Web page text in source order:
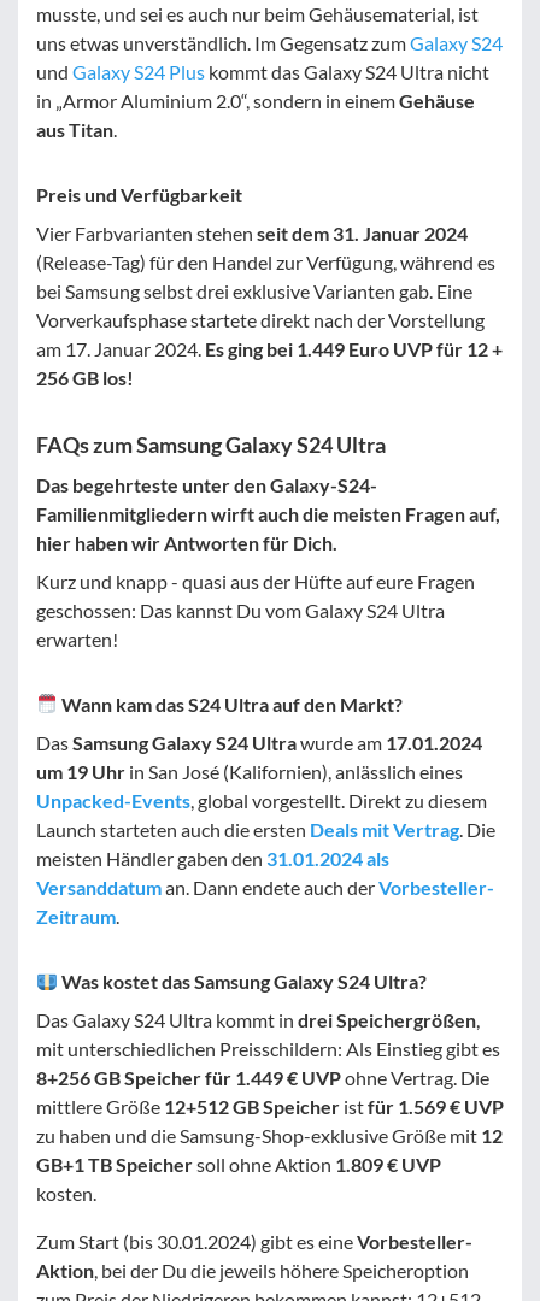
musste, und sei es auch nur beim Gehäusematerial, ist
uns etwas unverständlich. Im Gegensatz zumGalaxy S24
und Galaxy S24 Plus kommt das Galaxy S24 Ultra nicht
in „Armor Aluminium 2.0“, sondern in einemGehäuse
aus Titan
Preis und Verfügbarkeit
Vier Farbvarianten stehen seit dem 31. Januar 2024
(Release-Tag) für den Handel zur Verfügung, während es
bei Samsung selbst drei exklusive Varianten gab. Eine
Vorverkaufsphase startete direkt nach der Vorstellung
am 17. Januar 2024. Es ging bei 1.449 Euro UVP für 12 +
256 GB los!
FAQs zum Samsung Galaxy S24 Ultra
Das begehrteste unter den Galaxy-S24-
Familienmitgliedern wirft auch die meisten Fragen auf,
hier haben wir Antworten für Dich.
Kurz und knapp - quasi aus der Hüfte auf eure Fragen
geschossen: Das kannst Du vom Galaxy S24 Ultra
erwarten!
Wann kam das S24 Ultra auf den Markt?
DasSamsung Galaxy S24 Ultrawurde am 17.01.2024
um 19 Uhr in San José (Kalifornien), anlässlich eines
Unpacked-Events , global vorgestellt. Direkt zu diesem
Launch starteten auch die ersten Deals mit Vertrag . Die
meisten Händler gaben den 31.01.2024 als
Versanddatuman. Dann endete auch derVorbesteller-
Zeitraum
Was kostet das Samsung Galaxy S24 Ultra?
Das Galaxy S24 Ultra kommt in drei Speichergrößen
mit unterschiedlichen Preisschildern: Als Einstieg gibt es
8+256 GB Speicher für 1.449 € UVPohne Vertrag. Die
mittlere Größe 12+512 GB Speicher istfür 1.569 € UVP
zu haben und die Samsung-Shop-exklusive Größe mit 12
GB+1 TB Speichersoll ohne Aktion 1.809 € UVP
kosten.
Zum Start (bis 30.01.2024) gibt es eineVorbesteller-
Aktion , bei der Du die jeweils höhere Speicheroption